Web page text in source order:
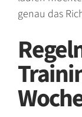
genau das